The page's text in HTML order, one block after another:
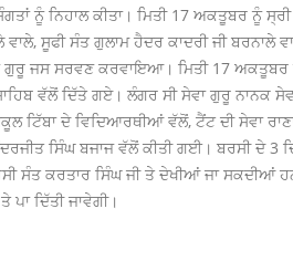
ਨੂੰ ਨਿਹਾਲ ਕੀਤਾ। ਮਿਤੀ 17 ਅਕਤੂਬਰ ਨੂੰ
ਸੂਫੀ ਸੰਤ ਗੁਲਾਮ ਹੈਦਰ ਕਾਦਰੀ ਜੀ ਬਰਨਾਲੇ
ਗੁਰੂ ਜਸ ਸਰਵਣ ਕਰਵਾਇਆ। ਮਿਤੀ 17
ਵੱਲੋਂ ਦਿੱਤੇ ਗਏ। ਲੰਗਰ ਸੀ ਸੇਵਾ ਗੁਰੂ ਨਾਨਕ
ਟਿੱਬਾ ਦੇ ਵਿਦਿਆਰਥੀਆਂ ਵੱਲੋਂ, ਟੈਂਟ ਦੀ ਸੇਵਾ
ਸਿੰਘ ਬਜਾਜ ਵੱਲੋਂ ਕੀਤੀ ਗਈ। ਬਰਸੀ ਦੇ 3
ਸੰਤ ਕਰਤਾਰ ਸਿੰਘ ਜੀ ਤੇ ਦੇਖੀਆਂ ਜਾ ਸਕਦੀਆਂ
ਦਿੱਤੀ ਜਾਵੇਗੀ।